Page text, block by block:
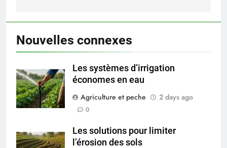
Nouvelles connexes
Les systèmes d’irrigation
économes en eau
Agriculture et peche
2 days ago
0
Les solutions pour limiter
l’érosion des sols